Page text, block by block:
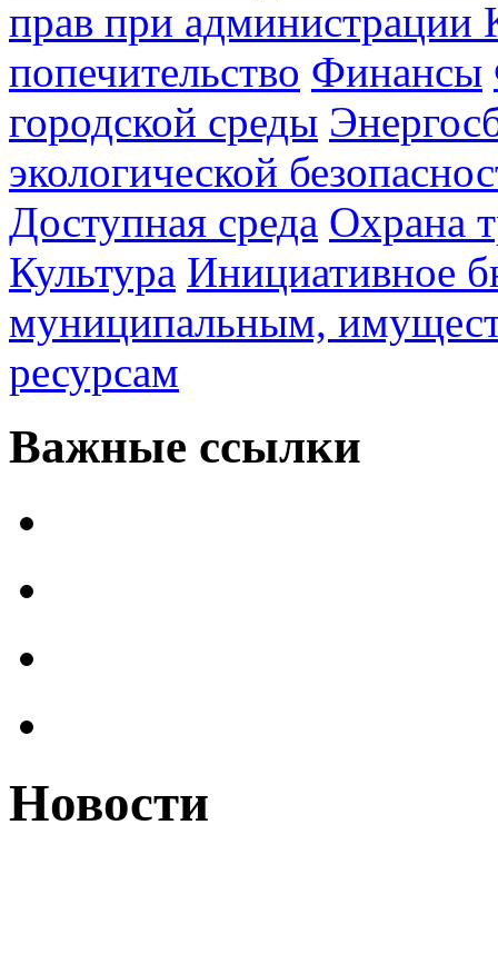
прав при администрации
попечительство Финансы
городской среды
экологической
Доступная среда Охрана
Культура Инициативное
муниципальным,
ресурсам
Важные ссылки
Новости